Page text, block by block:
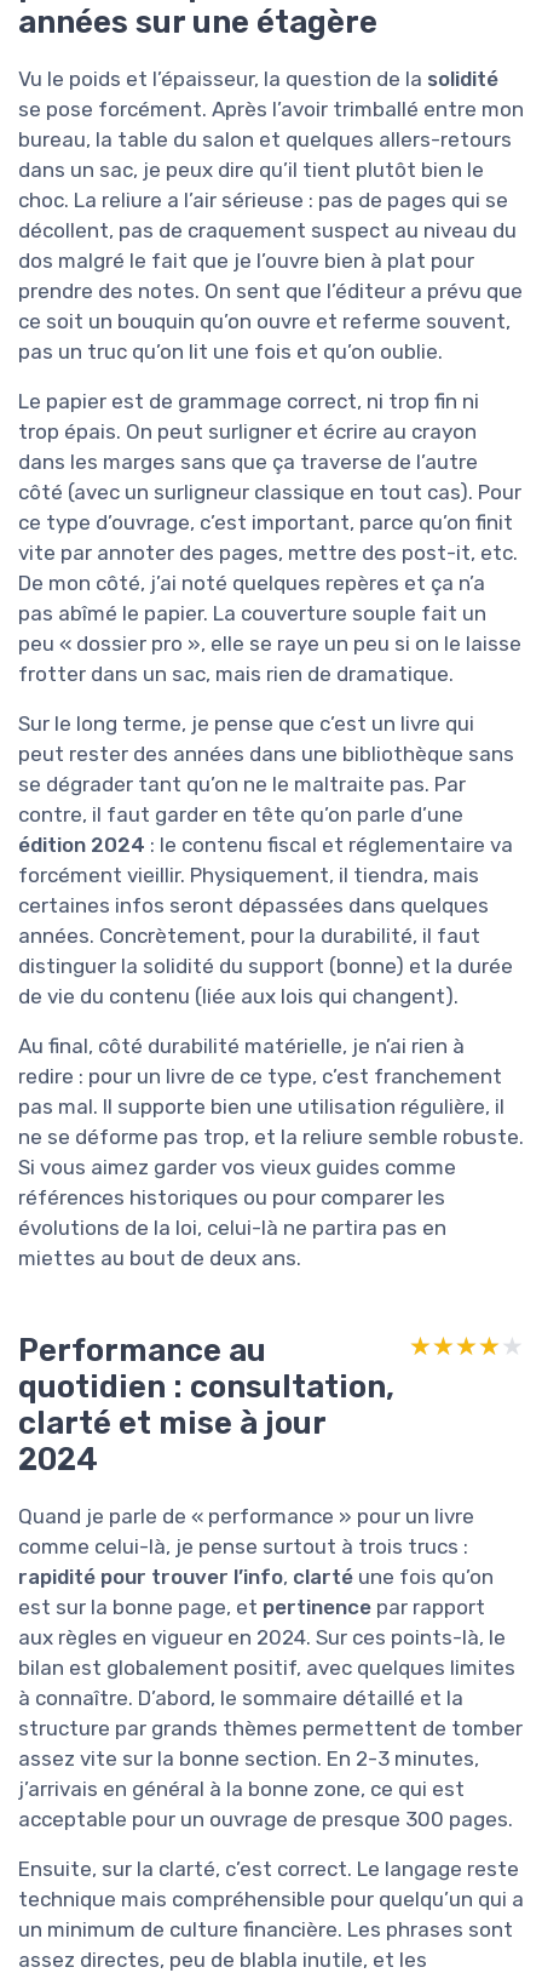
années sur une étagère
Vu le poids et l’épaisseur, la question de la solidité
se pose forcément. Après l’avoir trimballé entre mon
bureau, la table du salon et quelques allers-retours
dans un sac, je peux dire qu’il tient plutôt bien le
choc. La reliure a l’air sérieuse : pas de pages qui se
décollent, pas de craquement suspect au niveau du
dos malgré le fait que je l’ouvre bien à plat pour
prendre des notes. On sent que l’éditeur a prévu que
ce soit un bouquin qu’on ouvre et referme souvent,
pas un truc qu’on lit une fois et qu’on oublie.
Le papier est de grammage correct, ni trop fin ni
trop épais. On peut surligner et écrire au crayon
dans les marges sans que ça traverse de l’autre
côté (avec un surligneur classique en tout cas). Pour
ce type d’ouvrage, c’est important, parce qu’on finit
vite par annoter des pages, mettre des post-it, etc.
De mon côté, j’ai noté quelques repères et ça n’a
pas abîmé le papier. La couverture souple fait un
peu « dossier pro », elle se raye un peu si on le laisse
frotter dans un sac, mais rien de dramatique.
Sur le long terme, je pense que c’est un livre qui
peut rester des années dans une bibliothèque sans
se dégrader tant qu’on ne le maltraite pas. Par
contre, il faut garder en tête qu’on parle d’une
édition 2024 : le contenu fiscal et réglementaire va
forcément vieillir. Physiquement, il tiendra, mais
certaines infos seront dépassées dans quelques
années. Concrètement, pour la durabilité, il faut
distinguer la solidité du support (bonne) et la durée
de vie du contenu (liée aux lois qui changent).
Au final, côté durabilité matérielle, je n’ai rien à
redire : pour un livre de ce type, c’est franchement
pas mal. Il supporte bien une utilisation régulière, il
ne se déforme pas trop, et la reliure semble robuste.
Si vous aimez garder vos vieux guides comme
références historiques ou pour comparer les
évolutions de la loi, celui-là ne partira pas en
miettes au bout de deux ans.
Performance au
quotidien : consultation,
clarté et mise à jour
2024
★★★★★
★★★★★
Quand je parle de « performance » pour un livre
comme celui-là, je pense surtout à trois trucs :
rapidité pour trouver l’info, clarté une fois qu’on
est sur la bonne page, et pertinence par rapport
aux règles en vigueur en 2024. Sur ces points-là, le
bilan est globalement positif, avec quelques limites
à connaître. D’abord, le sommaire détaillé et la
structure par grands thèmes permettent de tomber
assez vite sur la bonne section. En 2-3 minutes,
j’arrivais en général à la bonne zone, ce qui est
acceptable pour un ouvrage de presque 300 pages.
Ensuite, sur la clarté, c’est correct. Le langage reste
technique mais compréhensible pour quelqu’un qui a
un minimum de culture financière. Les phrases sont
assez directes, peu de blabla inutile, et les